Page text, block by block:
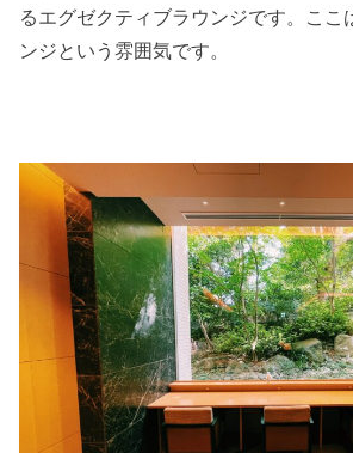
るエグゼクティブラウンジです。ここ
ンジという雰囲気です。